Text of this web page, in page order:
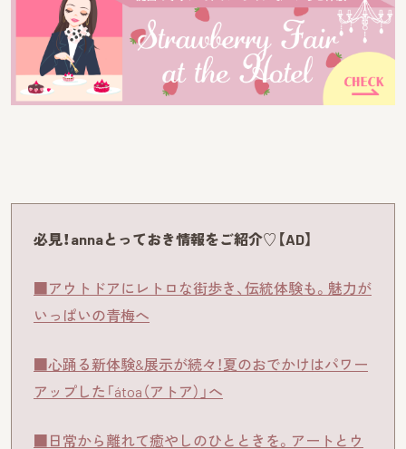
必見！annaとっておき情報をご紹介♡【AD】
■アウトドアにレトロな街歩き、伝統体験も。魅力が
いっぱいの青梅へ
■心踊る新体験&展示が続々！夏のおでかけはパワー
アップした「átoa（アトア）」へ
■日常から離れて癒やしのひとときを。アートとウ